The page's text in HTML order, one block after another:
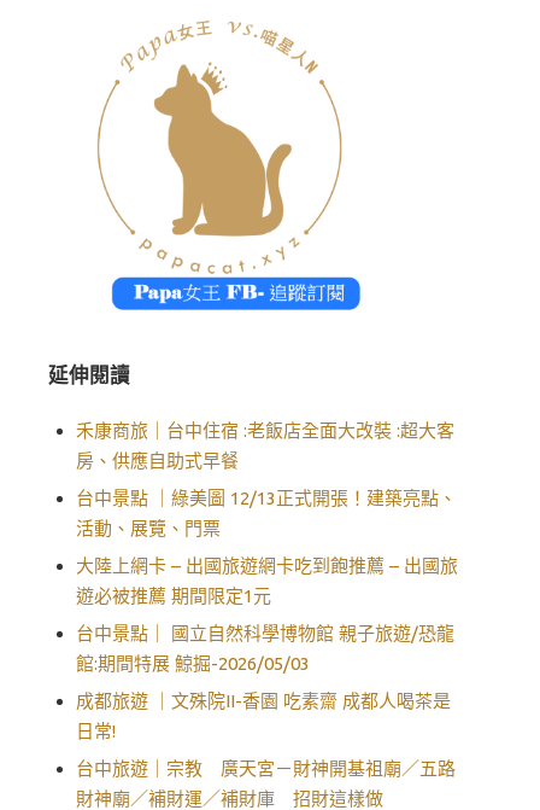
延伸閱讀
禾康商旅｜台中住宿 :老飯店全面大改裝 :超大客
房、供應自助式早餐
台中景點 ｜綠美圖 12/13正式開張！建築亮點、
活動、展覽、門票
大陸上網卡 – 出國旅遊網卡吃到飽推薦 – 出國旅
遊必被推薦 期間限定1元
台中景點｜ 國立自然科學博物館 親子旅遊/恐龍
館:期間特展 鯨掘-2026/05/03
成都旅遊 ｜文殊院II-香園 吃素齋 成都人喝茶是
日常!
台中旅遊｜宗教 廣天宮－財神開基祖廟／五路
財神廟／補財運／補財庫 招財這樣做